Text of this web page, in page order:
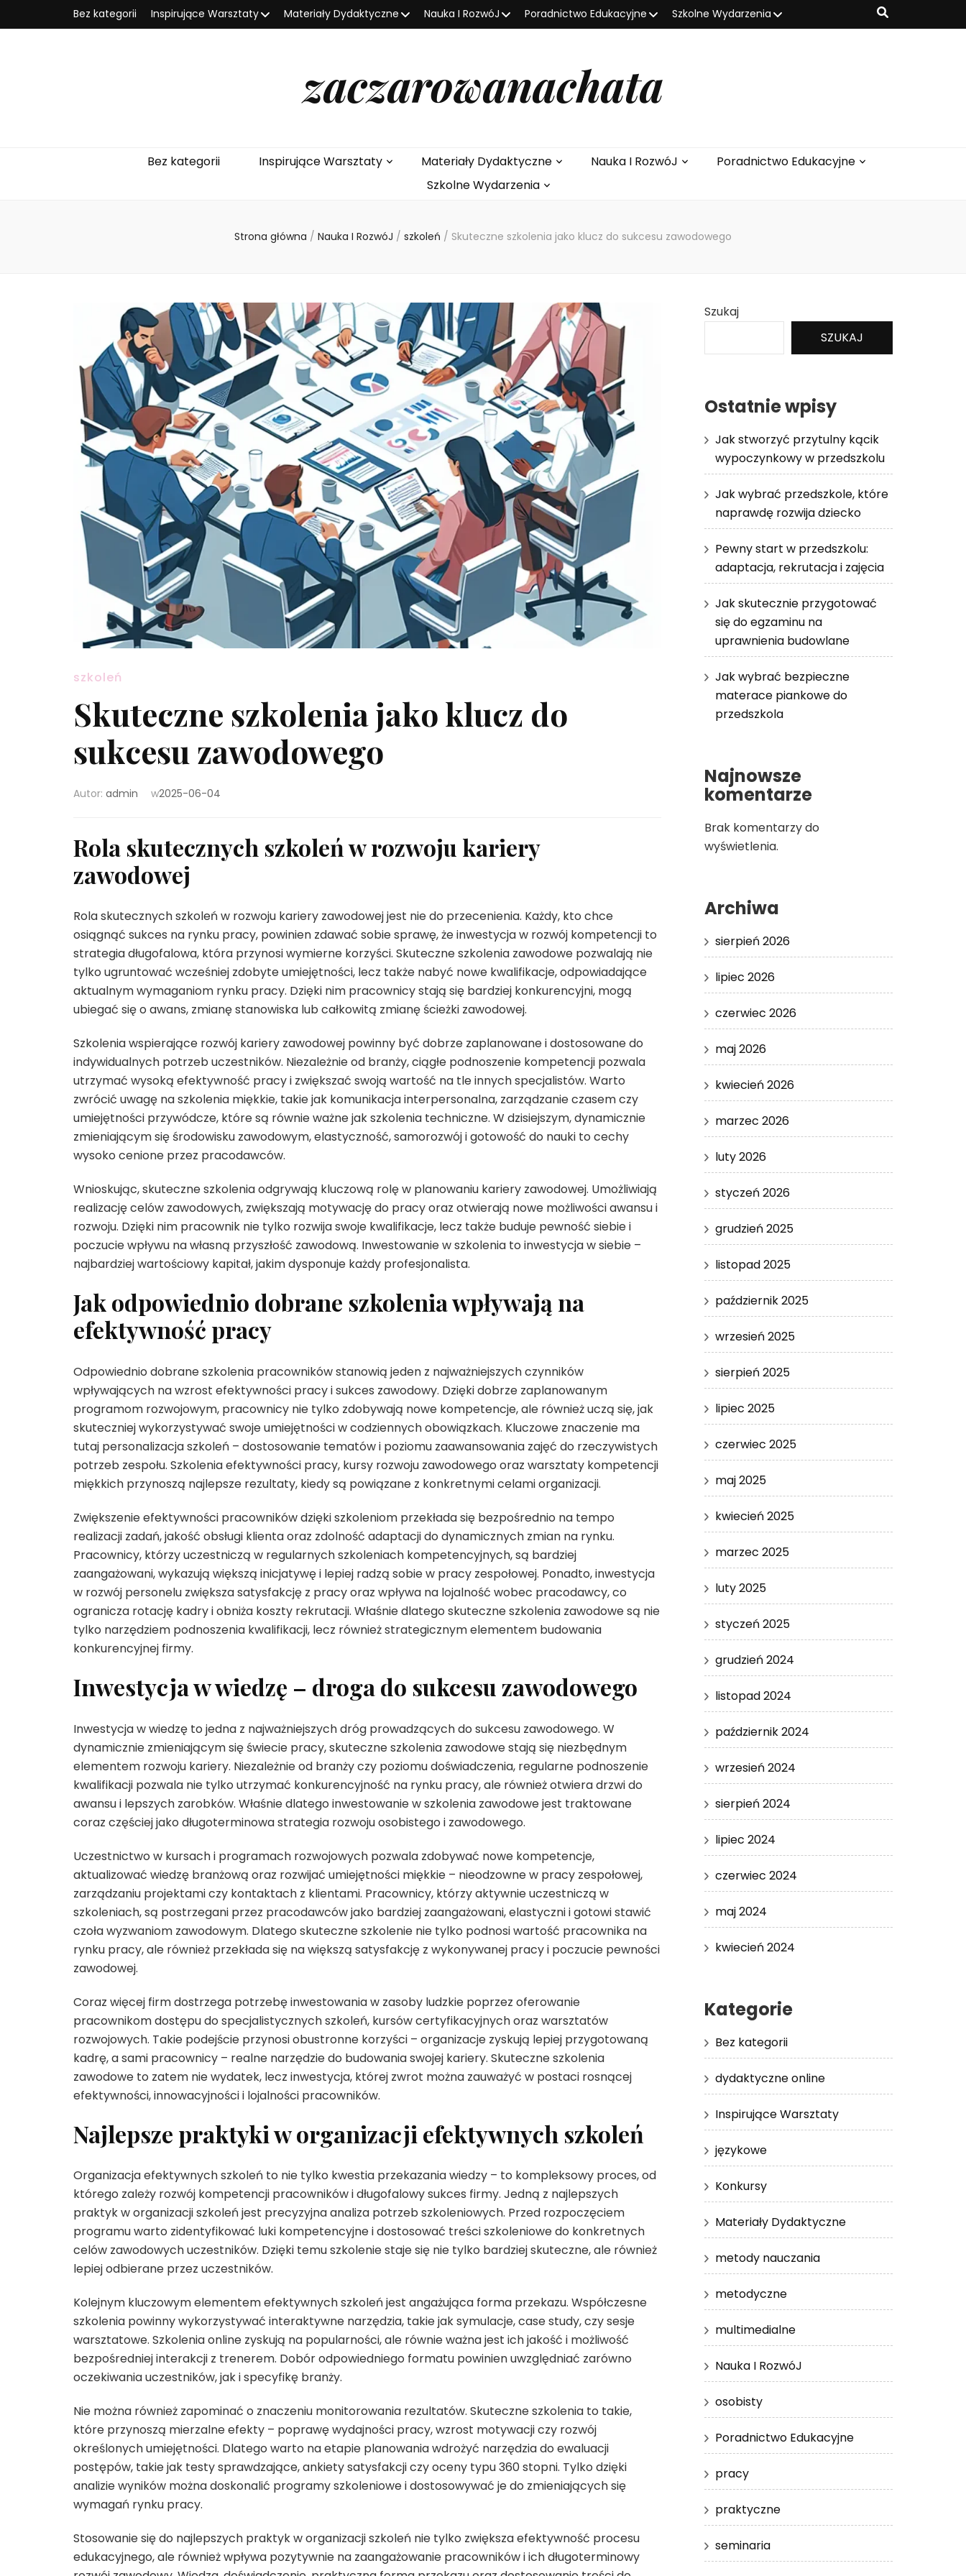
Bez kategorii Inspirujące Warsztaty Materiały Dydaktyczne Nauka I RozwóJ Poradnictwo Edukacyjne Szkolne Wydarzenia
zaczarowanachata
Bez kategorii Inspirujące Warsztaty Materiały Dydaktyczne Nauka I RozwóJ
Poradnictwo Edukacyjne
Szkolne Wydarzenia
Strona główna / Nauka I RozwóJ / szkoleń / Skuteczne szkolenia jako klucz do sukcesu zawodowego
szkoleń
Skuteczne szkolenia jako klucz do
sukcesu zawodowego
Autor: admin w2025-06-04
Rola skutecznych szkoleń w rozwoju kariery
zawodowej
Rola skutecznych szkoleń w rozwoju kariery zawodowej jest nie do przecenienia. Każdy, kto chce
osiągnąć sukces na rynku pracy, powinien zdawać sobie sprawę, że inwestycja w rozwój kompetencji to
strategia długofalowa, która przynosi wymierne korzyści. Skuteczne szkolenia zawodowe pozwalają nie
tylko ugruntować wcześniej zdobyte umiejętności, lecz także nabyć nowe kwalifikacje, odpowiadające
aktualnym wymaganiom rynku pracy. Dzięki nim pracownicy stają się bardziej konkurencyjni, mogą
ubiegać się o awans, zmianę stanowiska lub całkowitą zmianę ścieżki zawodowej.
Szkolenia wspierające rozwój kariery zawodowej powinny być dobrze zaplanowane i dostosowane do
indywidualnych potrzeb uczestników. Niezależnie od branży, ciągłe podnoszenie kompetencji pozwala
utrzymać wysoką efektywność pracy i zwiększać swoją wartość na tle innych specjalistów. Warto
zwrócić uwagę na szkolenia miękkie, takie jak komunikacja interpersonalna, zarządzanie czasem czy
umiejętności przywódcze, które są równie ważne jak szkolenia techniczne. W dzisiejszym, dynamicznie
zmieniającym się środowisku zawodowym, elastyczność, samorozwój i gotowość do nauki to cechy
wysoko cenione przez pracodawców.
Wnioskując, skuteczne szkolenia odgrywają kluczową rolę w planowaniu kariery zawodowej. Umożliwiają
realizację celów zawodowych, zwiększają motywację do pracy oraz otwierają nowe możliwości awansu i
rozwoju. Dzięki nim pracownik nie tylko rozwija swoje kwalifikacje, lecz także buduje pewność siebie i
poczucie wpływu na własną przyszłość zawodową. Inwestowanie w szkolenia to inwestycja w siebie –
najbardziej wartościowy kapitał, jakim dysponuje każdy profesjonalista.
Jak odpowiednio dobrane szkolenia wpływają na
efektywność pracy
Odpowiednio dobrane szkolenia pracowników stanowią jeden z najważniejszych czynników
wpływających na wzrost efektywności pracy i sukces zawodowy. Dzięki dobrze zaplanowanym
programom rozwojowym, pracownicy nie tylko zdobywają nowe kompetencje, ale również uczą się, jak
skuteczniej wykorzystywać swoje umiejętności w codziennych obowiązkach. Kluczowe znaczenie ma
tutaj personalizacja szkoleń – dostosowanie tematów i poziomu zaawansowania zajęć do rzeczywistych
potrzeb zespołu. Szkolenia efektywności pracy, kursy rozwoju zawodowego oraz warsztaty kompetencji
miękkich przynoszą najlepsze rezultaty, kiedy są powiązane z konkretnymi celami organizacji.
Zwiększenie efektywności pracowników dzięki szkoleniom przekłada się bezpośrednio na tempo
realizacji zadań, jakość obsługi klienta oraz zdolność adaptacji do dynamicznych zmian na rynku.
Pracownicy, którzy uczestniczą w regularnych szkoleniach kompetencyjnych, są bardziej
zaangażowani, wykazują większą inicjatywę i lepiej radzą sobie w pracy zespołowej. Ponadto, inwestycja
w rozwój personelu zwiększa satysfakcję z pracy oraz wpływa na lojalność wobec pracodawcy, co
ogranicza rotację kadry i obniża koszty rekrutacji. Właśnie dlatego skuteczne szkolenia zawodowe są nie
tylko narzędziem podnoszenia kwalifikacji, lecz również strategicznym elementem budowania
konkurencyjnej firmy.
Inwestycja w wiedzę – droga do sukcesu zawodowego
Inwestycja w wiedzę to jedna z najważniejszych dróg prowadzących do sukcesu zawodowego. W
dynamicznie zmieniającym się świecie pracy, skuteczne szkolenia zawodowe stają się niezbędnym
elementem rozwoju kariery. Niezależnie od branży czy poziomu doświadczenia, regularne podnoszenie
kwalifikacji pozwala nie tylko utrzymać konkurencyjność na rynku pracy, ale również otwiera drzwi do
awansu i lepszych zarobków. Właśnie dlatego inwestowanie w szkolenia zawodowe jest traktowane
coraz częściej jako długoterminowa strategia rozwoju osobistego i zawodowego.
Uczestnictwo w kursach i programach rozwojowych pozwala zdobywać nowe kompetencje,
aktualizować wiedzę branżową oraz rozwijać umiejętności miękkie – nieodzowne w pracy zespołowej,
zarządzaniu projektami czy kontaktach z klientami. Pracownicy, którzy aktywnie uczestniczą w
szkoleniach, są postrzegani przez pracodawców jako bardziej zaangażowani, elastyczni i gotowi stawić
czoła wyzwaniom zawodowym. Dlatego skuteczne szkolenie nie tylko podnosi wartość pracownika na
rynku pracy, ale również przekłada się na większą satysfakcję z wykonywanej pracy i poczucie pewności
zawodowej.
Coraz więcej firm dostrzega potrzebę inwestowania w zasoby ludzkie poprzez oferowanie
pracownikom dostępu do specjalistycznych szkoleń, kursów certyfikacyjnych oraz warsztatów
rozwojowych. Takie podejście przynosi obustronne korzyści – organizacje zyskują lepiej przygotowaną
kadrę, a sami pracownicy – realne narzędzie do budowania swojej kariery. Skuteczne szkolenia
zawodowe to zatem nie wydatek, lecz inwestycja, której zwrot można zauważyć w postaci rosnącej
efektywności, innowacyjności i lojalności pracowników.
Najlepsze praktyki w organizacji efektywnych szkoleń
Organizacja efektywnych szkoleń to nie tylko kwestia przekazania wiedzy – to kompleksowy proces, od
którego zależy rozwój kompetencji pracowników i długofalowy sukces firmy. Jedną z najlepszych
praktyk w organizacji szkoleń jest precyzyjna analiza potrzeb szkoleniowych. Przed rozpoczęciem
programu warto zidentyfikować luki kompetencyjne i dostosować treści szkoleniowe do konkretnych
celów zawodowych uczestników. Dzięki temu szkolenie staje się nie tylko bardziej skuteczne, ale również
lepiej odbierane przez uczestników.
Kolejnym kluczowym elementem efektywnych szkoleń jest angażująca forma przekazu. Współczesne
szkolenia powinny wykorzystywać interaktywne narzędzia, takie jak symulacje, case study, czy sesje
warsztatowe. Szkolenia online zyskują na popularności, ale równie ważna jest ich jakość i możliwość
bezpośredniej interakcji z trenerem. Dobór odpowiedniego formatu powinien uwzględniać zarówno
oczekiwania uczestników, jak i specyfikę branży.
Nie można również zapominać o znaczeniu monitorowania rezultatów. Skuteczne szkolenia to takie,
które przynoszą mierzalne efekty – poprawę wydajności pracy, wzrost motywacji czy rozwój
określonych umiejętności. Dlatego warto na etapie planowania wdrożyć narzędzia do ewaluacji
postępów, takie jak testy sprawdzające, ankiety satysfakcji czy oceny typu 360 stopni. Tylko dzięki
analizie wyników można doskonalić programy szkoleniowe i dostosowywać je do zmieniających się
wymagań rynku pracy.
Stosowanie się do najlepszych praktyk w organizacji szkoleń nie tylko zwiększa efektywność procesu
edukacyjnego, ale również wpływa pozytywnie na zaangażowanie pracowników i ich długoterminowy
Szukaj
SZUKAJ
Ostatnie wpisy
Jak stworzyć przytulny kącik
wypoczynkowy w przedszkolu
Jak wybrać przedszkole, które
naprawdę rozwija dziecko
Pewny start w przedszkolu:
adaptacja, rekrutacja i zajęcia
Jak skutecznie przygotować
się do egzaminu na
uprawnienia budowlane
Jak wybrać bezpieczne
materace piankowe do
przedszkola
Najnowsze
komentarze
Brak komentarzy do
wyświetlenia.
Archiwa
sierpień 2026
lipiec 2026
czerwiec 2026
maj 2026
kwiecień 2026
marzec 2026
luty 2026
styczeń 2026
grudzień 2025
listopad 2025
październik 2025
wrzesień 2025
sierpień 2025
lipiec 2025
czerwiec 2025
maj 2025
kwiecień 2025
marzec 2025
luty 2025
styczeń 2025
grudzień 2024
listopad 2024
październik 2024
wrzesień 2024
sierpień 2024
lipiec 2024
czerwiec 2024
maj 2024
kwiecień 2024
Kategorie
Bez kategorii
dydaktyczne online
Inspirujące Warsztaty
językowe
Konkursy
Materiały Dydaktyczne
metody nauczania
metodyczne
multimedialne
Nauka I RozwóJ
osobisty
Poradnictwo Edukacyjne
pracy
praktyczne
seminaria